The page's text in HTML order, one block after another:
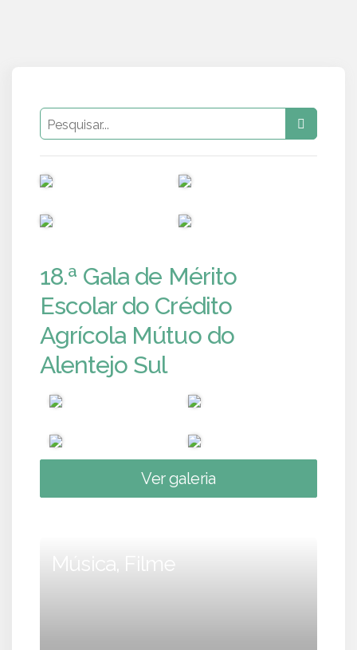
18.ª Gala de Mérito
Escolar do Crédito
Agrícola Mútuo do
Alentejo Sul
Ver galeria
Música, Filme